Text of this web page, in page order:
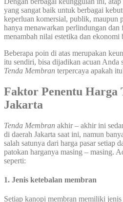
yang sangat baik untuk berbagai
keperluan komersial, publik, maupun
hanya menawarkan perlindungan
menambah nilai estetika dan ekonomi
Beberapa poin di atas merupakan
itu sendiri, bisa dijadikan acuan Anda
Tenda Membran terpercaya apakah
Faktor Penentu Harga
Jakarta
Tenda Membran akhir – akhir ini
di daerah Jakarta saat ini, namun
salah satunya dari harga pasar setiap
patokan harganya masing – masing.
seperti:
1. Jenis ketebalan membran
Setiap kanopi membran memiliki